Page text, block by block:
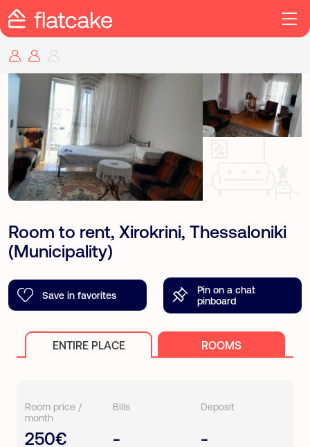
Room to rent, Xirokrini, Thessaloniki
(Municipality)
Save in favorites
Pin on a chat
pinboard
ENTIRE PLACE ROOMS
Room price /
month
250€
Bills
-
Deposit
-